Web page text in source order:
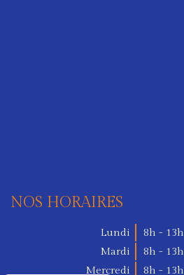
NOS HORAIRES
Lundi 8h - 13h
Mardi
8h - 13h
Mercredi
8h - 13h